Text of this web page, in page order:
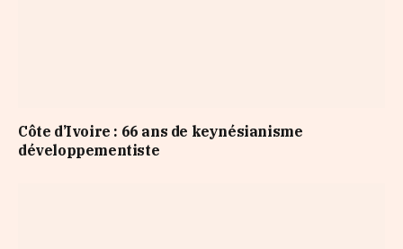
Côte d’Ivoire : 66 ans de keynésianisme
développementiste